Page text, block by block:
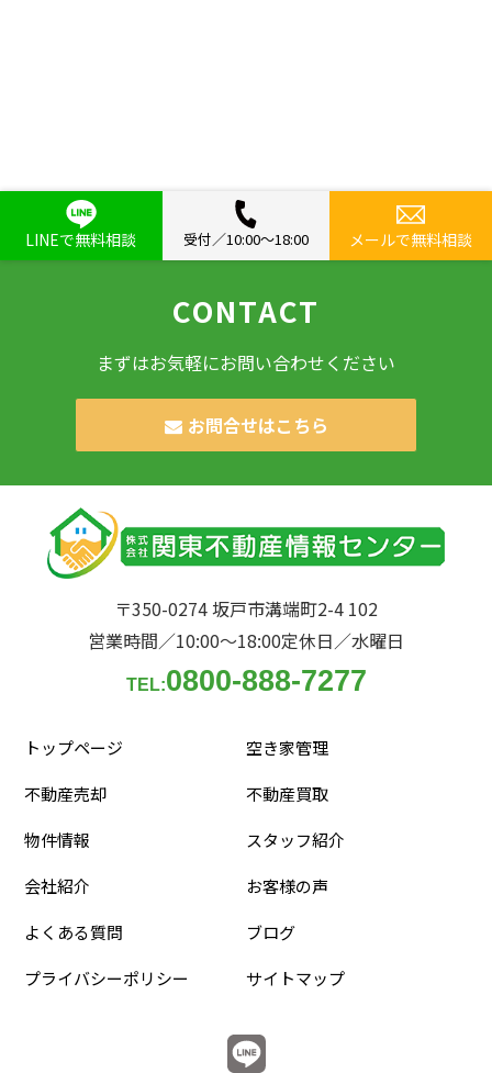
LINEで無料相談 受付／10:00〜18:00 メールで無料相談
CONTACT
まずはお気軽にお問い合わせください
お問合せはこちら
〒350-0274 坂戸市溝端町2-4 102
営業時間／10:00〜18:00定休日／水曜日
TEL:0800-888-7277
トップページ
空き家管理
不動産売却
不動産買取
物件情報
スタッフ紹介
会社紹介
お客様の声
よくある質問
ブログ
プライバシーポリシー
サイトマップ